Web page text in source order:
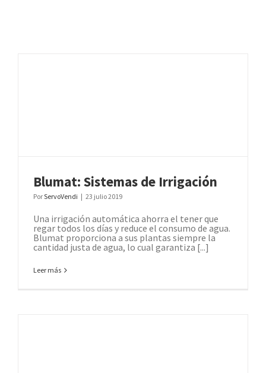
Blumat: Sistemas de Irrigación
PorServoVendi | 23 julio 2019
Una irrigación automática ahorra el tener que
regar todos los días y reduce el consumo de agua.
Blumat proporciona a sus plantas siempre la
cantidad justa de agua, lo cual garantiza [...]
Leer más